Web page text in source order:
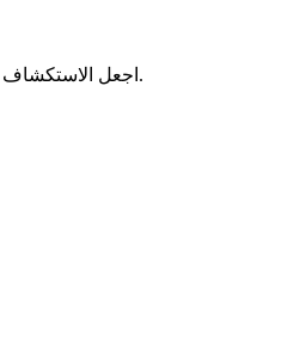
اجعل الاستكشاف أسهل، واجعل الحياة أكثر ثراءً.